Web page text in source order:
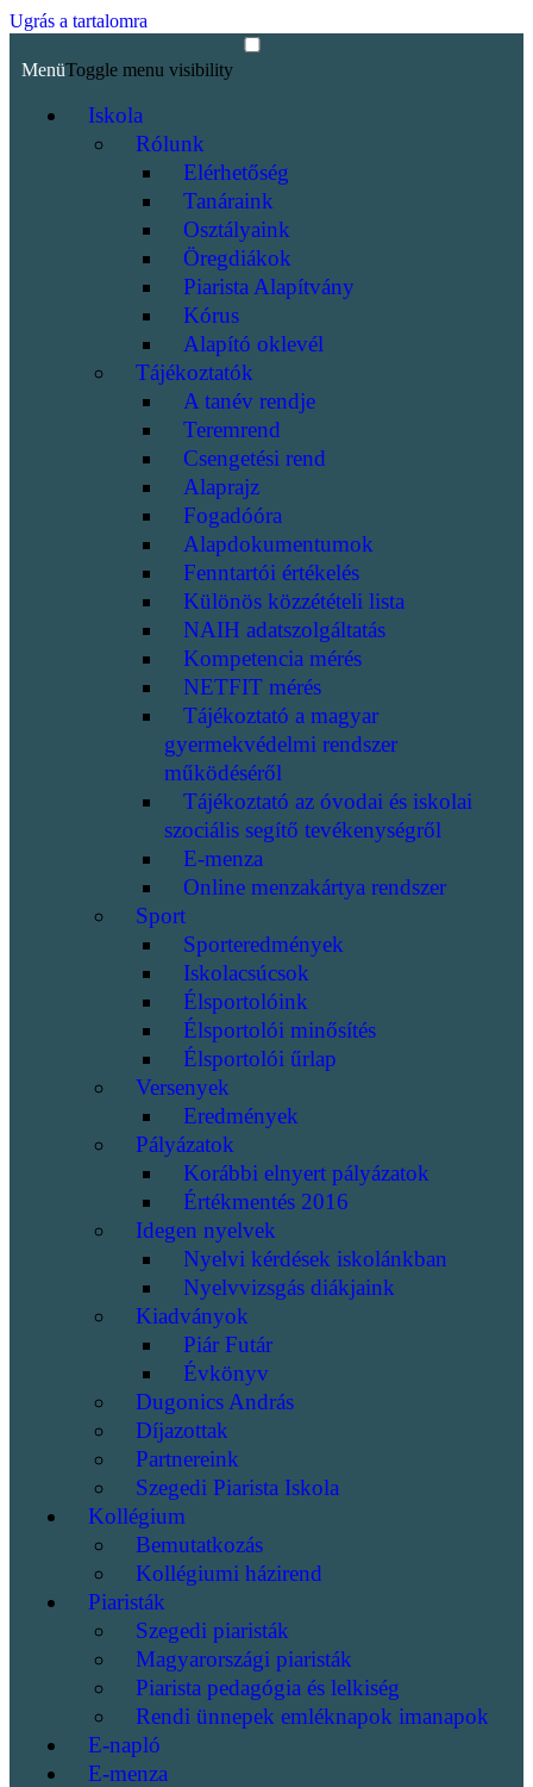
Ugrás a tartalomra
MenüToggle menu visibility
Iskola
Rólunk
Elérhetőség
Tanáraink
Osztályaink
Öregdiákok
Piarista Alapítvány
Kórus
Alapító oklevél
Tájékoztatók
A tanév rendje
Teremrend
Csengetési rend
Alaprajz
Fogadóóra
Alapdokumentumok
Fenntartói értékelés
Különös közzétételi lista
NAIH adatszolgáltatás
Kompetencia mérés
NETFIT mérés
Tájékoztató a magyar
gyermekvédelmi rendszer
működéséről
Tájékoztató az óvodai és iskolai
szociális segítő tevékenységről
E-menza
Online menzakártya rendszer
Sport
Sporteredmények
Iskolacsúcsok
Élsportolóink
Élsportolói minősítés
Élsportolói űrlap
Versenyek
Eredmények
Pályázatok
Korábbi elnyert pályázatok
Értékmentés 2016
Idegen nyelvek
Nyelvi kérdések iskolánkban
Nyelvvizsgás diákjaink
Kiadványok
Piár Futár
Évkönyv
Dugonics András
Díjazottak
Partnereink
Szegedi Piarista Iskola
Kollégium
Bemutatkozás
Kollégiumi házirend
Piaristák
Szegedi piaristák
Magyarországi piaristák
Piarista pedagógia és lelkiség
Rendi ünnepek emléknapok imanapok
E-napló
E-menza